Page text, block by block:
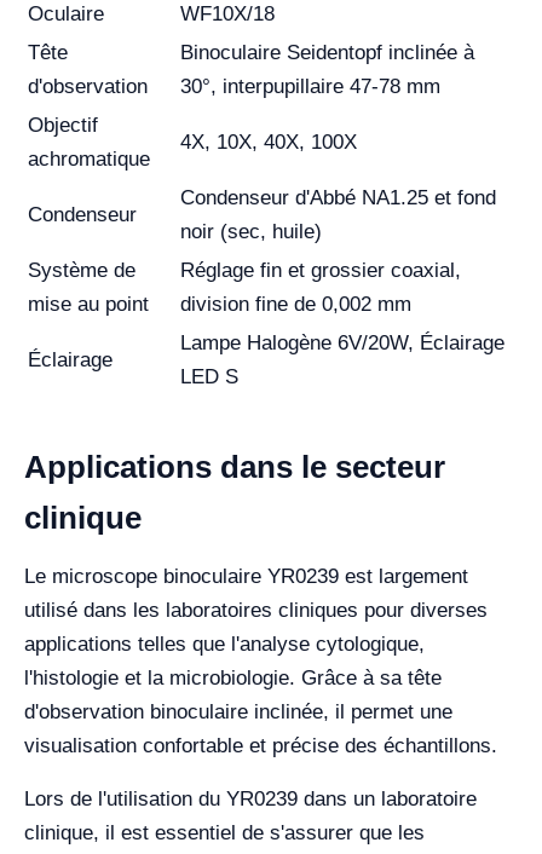
Oculaire
WF10X/18
Tête
d'observation
Binoculaire Seidentopf inclinée à
30°, interpupillaire 47-78 mm
Objectif
achromatique
4X, 10X, 40X, 100X
Condenseur
Condenseur d'Abbé NA1.25 et fond
noir (sec, huile)
Système de
mise au point
Réglage fin et grossier coaxial,
division fine de 0,002 mm
Éclairage
Lampe Halogène 6V/20W, Éclairage
LED S
Applications dans le secteur
clinique
Le microscope binoculaire YR0239 est largement
utilisé dans les laboratoires cliniques pour diverses
applications telles que l'analyse cytologique,
l'histologie et la microbiologie. Grâce à sa tête
d'observation binoculaire inclinée, il permet une
visualisation confortable et précise des échantillons.
Lors de l'utilisation du YR0239 dans un laboratoire
clinique, il est essentiel de s'assurer que les